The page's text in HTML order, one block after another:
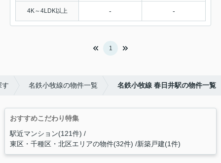
4K～4LDK以上 - -
1
す 名鉄小牧線の物件一覧 名鉄小牧線 春日井駅の物件一覧
おすすめこだわり特集
駅近マンション(121件)
東区・千種区・北区エリアの物件(32件) 新築戸建(1件)